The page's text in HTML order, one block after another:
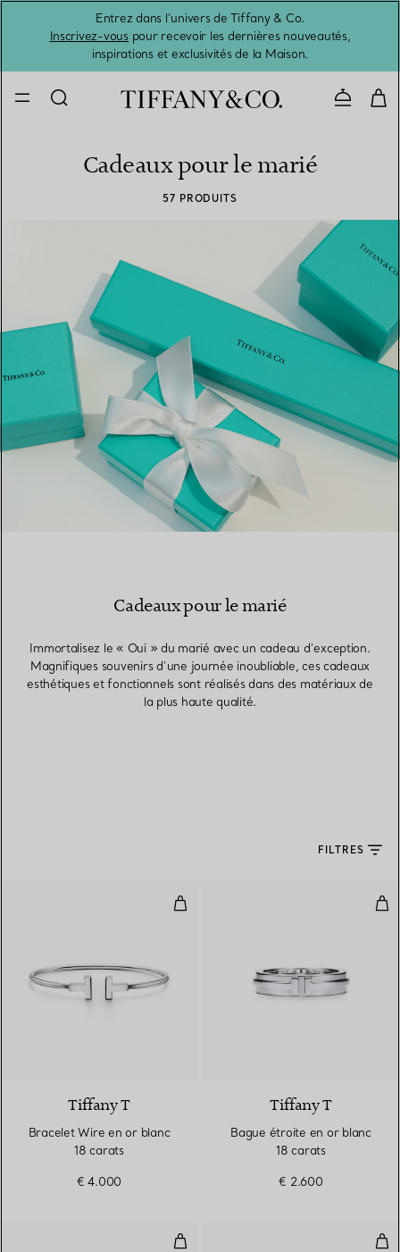
Entrez dans l’univers de Tiffany & Co.
Inscrivez-vouspour recevoir les dernières nouveautés,
inspirations et exclusivités de la Maison.
Cadeaux pour le marié
57 PRODUITS
Cadeaux pour le marié
Immortalisez le « Oui » du marié avec un cadeau d’exception.
Magnifiques souvenirs d’une journée inoubliable, ces cadeaux
esthétiques et fonctionnels sont réalisés dans des matériaux de
la plus haute qualité.
FILTRES
Bracelet Wire en or blanc 18
Tiffany T
Bracelet Wire en or blanc
18 carats
€ 4.000
Tiffany T
Bague étroite en or blanc
18 carats
€ 2.600
Anneau à superposer